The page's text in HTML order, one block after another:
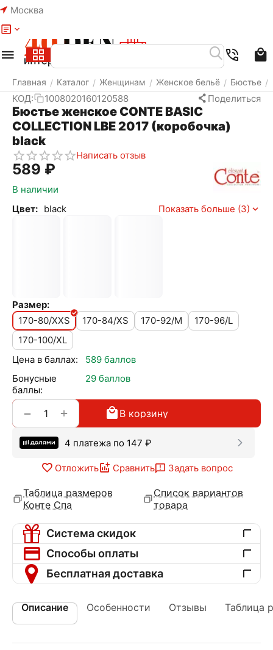
Москва
Главная / Каталог / Женщинам / Женское бельё / Бюстье /
КОД: 1008020160120588 Поделиться
Бюстье женское CONTE BASIC
COLLECTION LBE 2017 (коробочка)
black
Написать отзыв
‍589‍ ₽
В наличии
Цвет: black Показать больше (3)
Размер:
170-80/XXS
170-84/XS 170-92/M
170-96/L
170-100/XL
Цена в баллах:
589 баллов
Бонусные
баллы:
29 баллов
+
− В корзину
4 платежа по 147 ₽
Отложить Сравнить Задать вопрос
Таблица размеров
Конте Спа
Список вариантов
товара
Система скидок
Способы оплаты
Бесплатная доставка
Описание Особенности Отзывы Таблица
Меню